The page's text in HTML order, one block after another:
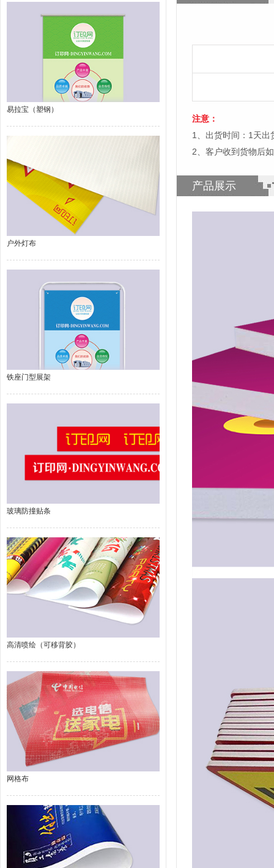
易拉宝（塑钢）
户外灯布
铁座门型展架
玻璃防撞贴条
高清喷绘（可移背胶）
网格布
注意：
1、出货时间：1天出
2、客户收到货物后
产品展示